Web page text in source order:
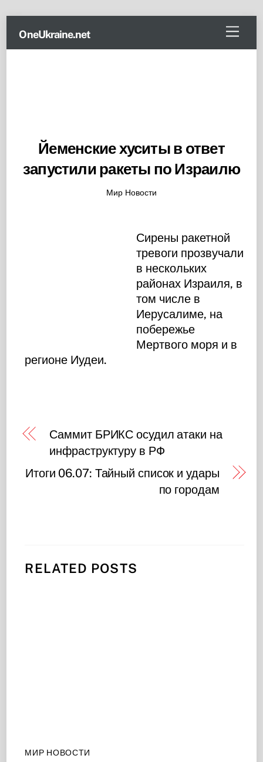
content
Menu
OneUkraine.net
Йеменские хуситы в ответ
запустили ракеты по Израилю
Мир Новости
Сирены ракетной
тревоги прозвучали
в нескольких
районах Израиля, в
том числе в
Иерусалиме, на
побережье
Мертвого моря и в
регионе Иудеи.
Саммит БРИКС осудил атаки на
инфраструктуру в РФ
Итоги 06.07: Тайный список и удары
по городам
RELATED POSTS
МИР НОВОСТИ